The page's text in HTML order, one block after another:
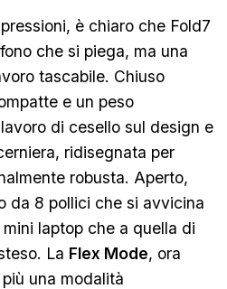
è chiaro che Fold7
che si piega, ma una
tascabile. Chiuso
e un peso
di cesello sul design e
ridisegnata per
robusta. Aperto,
da 8 pollici che si avvicina
mini laptop che a quella di
La Flex Mode, ora
una modalità